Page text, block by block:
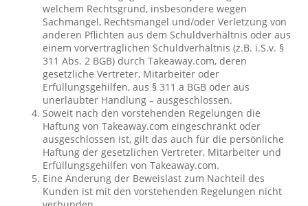
welchem Rechtsgrund, insbesondere wegen
Sachmangel, Rechtsmangel und/oder Verletzung von
anderen Pflichten aus dem Schuldverhältnis oder aus
einem vorvertraglichen Schuldverhältnis (z.B. i.S.v. §
311 Abs. 2 BGB) durch Takeaway.com, deren
gesetzliche Vertreter, Mitarbeiter oder
Erfüllungsgehilfen, aus § 311 a BGB oder aus
unerlaubter Handlung – ausgeschlossen.
Soweit nach den vorstehenden Regelungen die
Haftung von Takeaway.com eingeschränkt oder
ausgeschlossen ist, gilt das auch für die persönliche
Haftung der gesetzlichen Vertreter, Mitarbeiter und
Erfüllungsgehilfen von Takeaway.com.
Eine Änderung der Beweislast zum Nachteil des
Kunden ist mit den vorstehenden Regelungen nicht